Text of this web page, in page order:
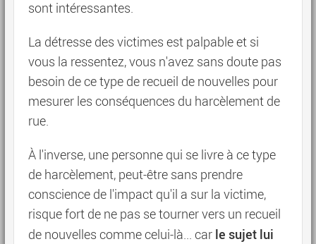
sont intéressantes.
La détresse des victimes est palpable et si
vous la ressentez, vous n'avez sans doute pas
besoin de ce type de recueil de nouvelles pour
mesurer les conséquences du harcèlement de
rue.
À l'inverse, une personne qui se livre à ce type
de harcèlement, peut-être sans prendre
conscience de l'impact qu'il a sur la victime,
risque fort de ne pas se tourner vers un recueil
de nouvelles comme celui-là... car le sujet lui